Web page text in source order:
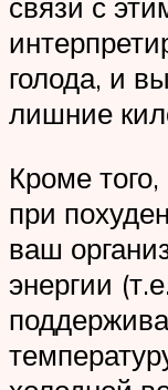
голода, и
лишние
Кроме
при
ваш
энергии